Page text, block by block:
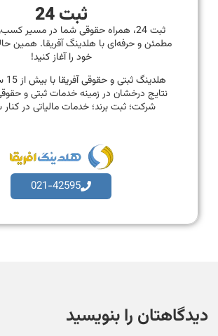
ثبت 24
ثبت 24، همراه حقوقی شما در مسیر
مطمئن و حرفه‌ای با هلدینگ آفریقا. همین
خود را آغاز کنید!
هلدینگ ثبتی
نتایج درخشان در زمینه خدمات ثبتی و حقوقی
شرکت؛ ثبت برند؛ خدمات مالیاتی در
021-42595
دیدگاهتان را بنویسید